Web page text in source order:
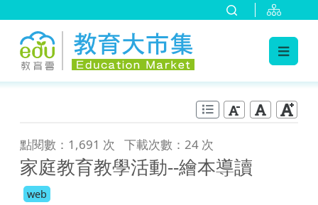
點閱數：1,691 次 下載次數：24 次
家庭教育教學活動--繪本導讀
web